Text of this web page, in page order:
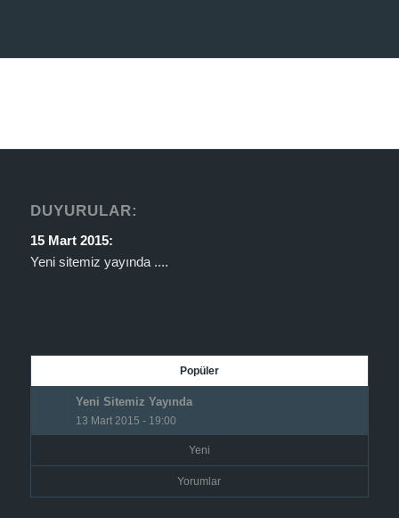
DUYURULAR:
15 Mart 2015:
Yeni sitemiz yayında ....
Popüler
Yeni Sitemiz Yayında
13 Mart 2015 - 19:00
Yeni
Yorumlar